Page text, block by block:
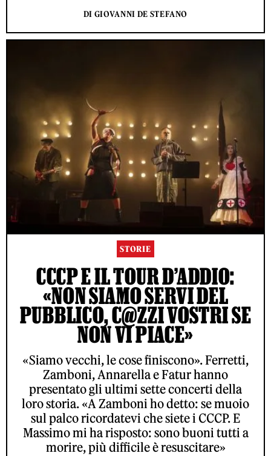
DI GIOVANNI DE STEFANO
STORIE
CCCP E IL TOUR D’ADDIO:
«NON SIAMO SERVI DEL
PUBBLICO, C@ZZI VOSTRI SE
NON VI PIACE»
«Siamo vecchi, le cose finiscono». Ferretti,
Zamboni, Annarella e Fatur hanno
presentato gli ultimi sette concerti della
loro storia. «A Zamboni ho detto: se muoio
sul palco ricordatevi che siete i CCCP. E
Massimo mi ha risposto: sono buoni tutti a
morire, più difficile è resuscitare»